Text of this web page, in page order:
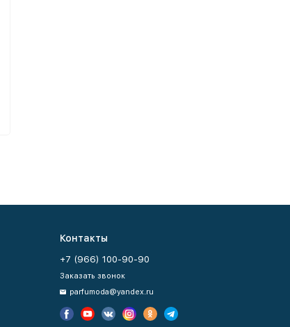
Контакты
+7 (966) 100-90-90
Заказать звонок
parfumoda@yandex.ru